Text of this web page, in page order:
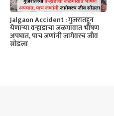
Jalgaon Accident : गुजरातहून
येणाऱ्या वऱ्हाडाचा जळगावात भीषण
अपघात, पाच जणांनी जागेवरच जीव
सोडला